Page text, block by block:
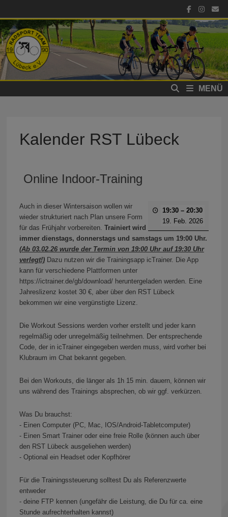
springen
MENÜ
Kalender RST Lübeck
Online Indoor-Training
19:30 – 20:30
19. Feb. 2026
Auch in dieser Wintersaison wollen wir
wieder strukturiert nach Plan unsere Form
für das Frühjahr vorbereiten. Trainiert wird
immer dienstags, donnerstags und samstags um 19:00 Uhr.
(Ab 03.02.26 wurde der Termin von 19:00 Uhr auf 19:30 Uhr
verlegt!) Dazu nutzen wir die Trainingsapp icTrainer. Die App
kann für verschiedene Plattformen unter
https://ictrainer.de/gb/download/ heruntergeladen werden. Eine
Jahreslizenz kostet 30 €, aber über den RST Lübeck
bekommen wir eine vergünstigte Lizenz.
Die Workout Sessions werden vorher erstellt und jeder kann
regelmäßig oder unregelmäßig teilnehmen. Der entsprechende
Code, der in icTrainer eingegeben werden muss, wird vorher bei
Klubraum im Chat bekannt gegeben.
Bei den Workouts, die länger als 1h 15 min. dauern, können wir
uns während des Trainings absprechen, ob wir ggf. verkürzen.
Was Du brauchst:
- Einen Computer (PC, Mac, IOS/Android-Tabletcomputer)
- Einen Smart Trainer oder eine freie Rolle (können auch über
den RST Lübeck ausgeliehen werden)
- Optional ein Headset oder Kopfhörer
Für die Trainingssteuerung solltest Du als Referenzwerte
entweder
- deine FTP kennen (ungefähr die Leistung, die Du für ca. eine
Stunde aufrechterhalten kannst)